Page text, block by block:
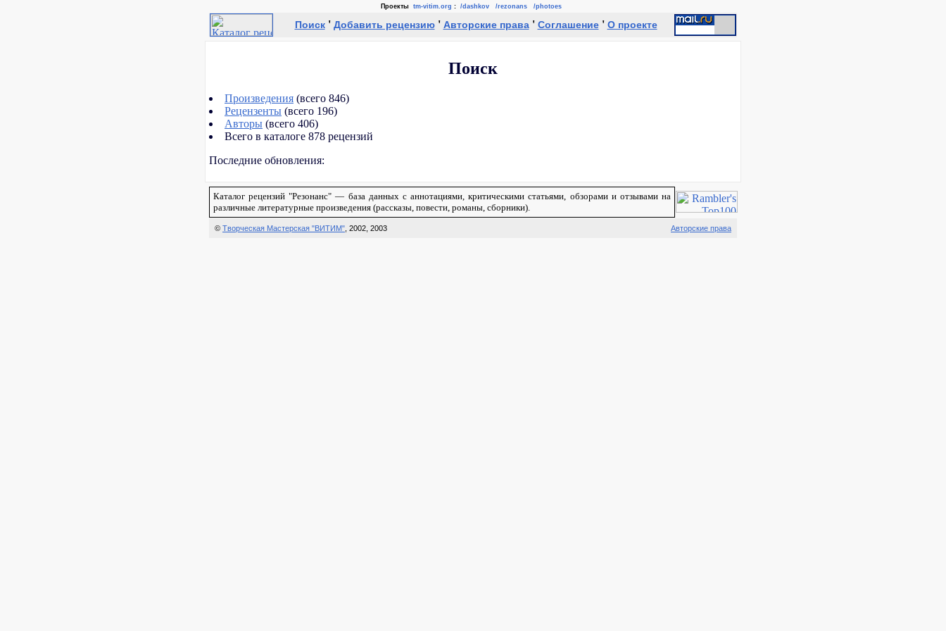
Проекты tm-vitim.org : /dashkov /rezonans /photoes
Поиск' Добавить рецензию' Авторские права' Соглашение' О проекте
Поиск
Произведения (всего 846)
Рецензенты (всего 196)
Авторы (всего 406)
Всего в каталоге 878 рецензий
Последние обновления:
Каталог рецензий "Резонанс" — база данных с аннотациями, критическими статьями, обзорами и отзывами на
различные литературные произведения (рассказы, повести, романы, сборники).
© Творческая Мастерская "ВИТИМ" , 2002, 2003 Авторские права